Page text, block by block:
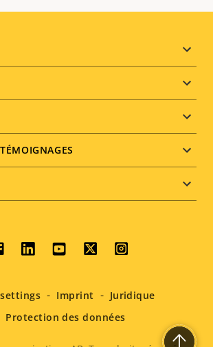
Imprint
Juridique
Protection des données